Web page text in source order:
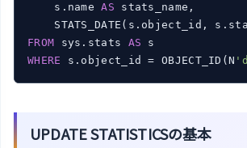
    s.name
AS stats_name,
STATS_DATE(s.object_id,
FROM sys.stats AS
WHERE s.object_id = OBJECT_ID(N
UPDATE STATISTICSの基本